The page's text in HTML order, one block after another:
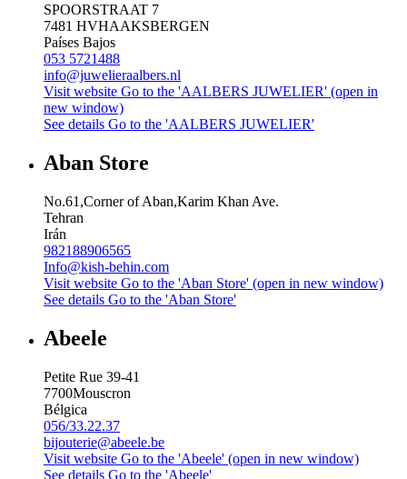
SPOORSTRAAT 7
7481 HVHAAKSBERGEN
Países Bajos
053 5721488
info@juwelieraalbers.nl
Visit website Go to the 'AALBERS JUWELIER' (open in
new window)
See details Go to the 'AALBERS JUWELIER'
Aban Store
No.61,Corner of Aban,Karim Khan Ave.
Tehran
Irán
982188906565
Info@kish-behin.com
Visit website Go to the 'Aban Store' (open in new window)
See details Go to the 'Aban Store'
Abeele
Petite Rue 39-41
7700Mouscron
Bélgica
056/33.22.37
bijouterie@abeele.be
Visit website Go to the 'Abeele' (open in new window)
See details Go to the 'Abeele'